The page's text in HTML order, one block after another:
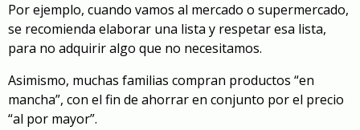
Por ejemplo, cuando vamos al mercado o supermercado,
se recomienda elaborar una lista y respetar esa lista,
para no adquirir algo que no necesitamos.
Asimismo, muchas familias compran productos “en
mancha”, con el fin de ahorrar en conjunto por el precio
“al por mayor”.